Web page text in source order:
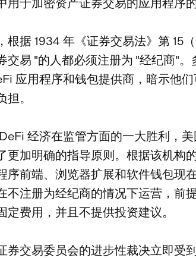
根据 1934 年《证券交易法》第 15
交易 "的人都必须注册为 "经纪商"
应用程序和钱包提供商，暗示他
担。
经济在监管方面的一大胜利，
更加明确的指导原则。根据该机构
序前端、浏览器扩展和软件钱包现
不注册为经纪商的情况下运营，前
定费用，并且不提供投资建议。
券交易委员会的进步性裁决立即受